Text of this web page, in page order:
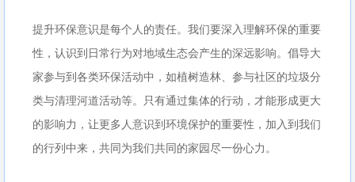
提升环保意识是每个人的责任。我们要深入理解环保的重要
性，认识到日常行为对地域生态会产生的深远影响。倡导大
家参与到各类环保活动中，如植树造林、参与社区的垃圾分
类与清理河道活动等。只有通过集体的行动，才能形成更大
的影响力，让更多人意识到环境保护的重要性，加入到我们
的行列中来，共同为我们共同的家园尽一份心力。